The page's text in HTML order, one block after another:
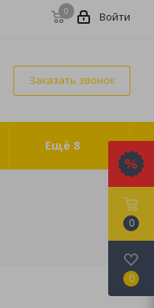
0 Войти
Заказать звонок
Ещё 8
0
0